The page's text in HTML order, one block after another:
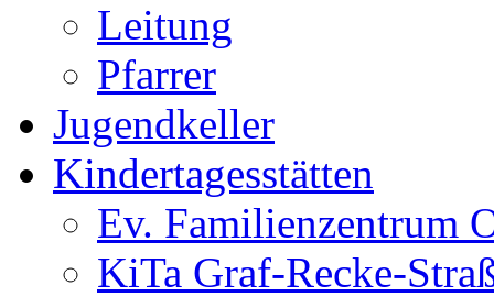
Leitung
Pfarrer
Jugendkeller
Kindertagesstätten
Ev. Familienzentrum
KiTa Graf-Recke-